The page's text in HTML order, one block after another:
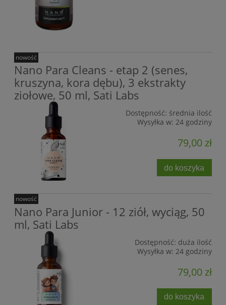
Nano Para Cleans - etap 2 (senes,
kruszyna, kora dębu), 3 ekstrakty
ziołowe, 50 ml, Sati Labs
Dostępność: średnia ilość
Wysyłka w: 24 godziny
79,00 zł
do koszyka
nowość
Nano Para Junior - 12 ziół, wyciąg, 50
ml, Sati Labs
Dostępność: duża ilość
Wysyłka w: 24 godziny
79,00 zł
do koszyka
nowość